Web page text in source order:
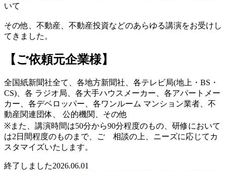
いて
その他、不動産、不動産投資などのあらゆる講演をお受けし
てきました。
【ご依頼元企業様】
全国紙新聞社全て、各地方新聞社、各テレビ局(地上・BS・
CS)、各 ラジオ局、各大手ハウスメーカー、各アパートメー
カー、各デベロッパー、各ワンルーム マンション業者、不
動産関連団体、 公的機関、その他
※また、講演時間は50分から90分程度のもの、研修において
は2日間程度のものまで、ご゙相談の上、ニーズに応じてカ
スタマイズいたします。
終了しました2026.06.01